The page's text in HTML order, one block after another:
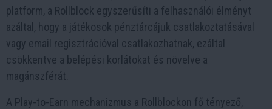
platform, a Rollblock egyszerűsíti a felhasználói élményt
azáltal, hogy a játékosok pénztárcájuk csatlakoztatásával
vagy email regisztrációval csatlakozhatnak, ezáltal
csökkentve a belépési korlátokat és növelve a
magánszférát.
A Play-to-Earn mechanizmus a Rollblockon fő tényező,